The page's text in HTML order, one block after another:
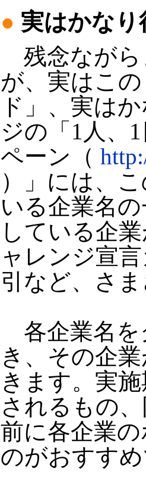
● 実はかな
残念ながら
が、実はこ
ド」、実は
ジの「1人、
ペーン（
）」には、
いる企業名
している企
ャレンジ宣
引など、さ
各企業名を
き、その企
きます。実
されるもの
前に各企業
のがおすす